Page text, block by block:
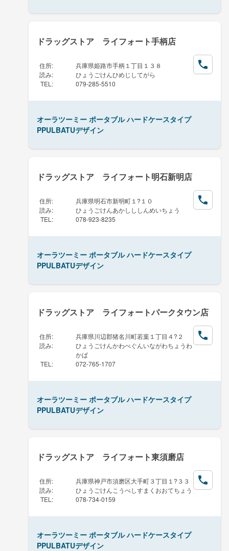
ドラッグストア ライフォート手柄店
住所:
兵庫県姫路市手柄１丁目１３８
読み:
ひょうごけんひめじしてがら
TEL : 079-285-5510
オーラツーミー ポータブル ハードケースタイプ
PPULBATUデザイン
ドラッグストア ライフォート明石新明店
住所:
兵庫県明石市新明町１?１０
読み:
ひょうごけんあかしししんめいちょう
TEL : 078-923-8235
オーラツーミー ポータブル ハードケースタイプ
PPULBATUデザイン
ドラッグストア ライフォートパークタウン店
住所:
兵庫県川辺郡猪名川町若葉１丁目４?２
読み:
ひょうごけんかわべぐんいながわちょうわ
かば
TEL : 072-765-1707
オーラツーミー ポータブル ハードケースタイプ
PPULBATUデザイン
ドラッグストア ライフォート東須磨店
住所:
兵庫県神戸市須磨区大手町３丁目１?３３
読み:
ひょうごけんこうべしすまくおおてちょう
TEL : 078-734-0159
オーラツーミー ポータブル ハードケースタイプ
PPULBATUデザイン